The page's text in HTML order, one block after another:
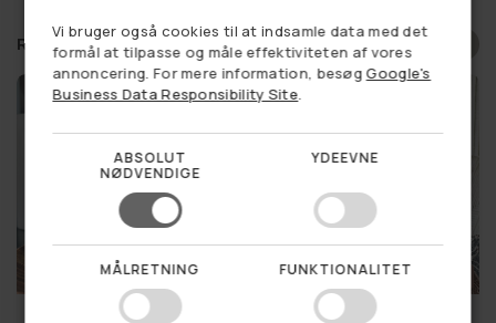
Relaterede produkter
Nøglering Golden Peace
SUMMER SALE
Nøglering GARAGE
Vil du vinde en hemmelig
rabat til dit første køb?
Vi bruger også cookies til at indsamle data med det
formål at tilpasse og måle effektiviteten af vores
annoncering. For mere information, besøg Google's
Business Data Responsibility Site.
ABSOLUT
NØDVENDIGE
YDEEVNE
MÅLRETNING FUNKTIONALITET